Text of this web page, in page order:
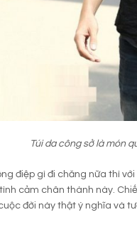
Túi da công sở là món
điệp gì đi chăng nữa thì
cảm chân thành này.
đời này thật ý nghĩa và